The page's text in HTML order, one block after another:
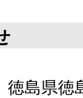
島県徳